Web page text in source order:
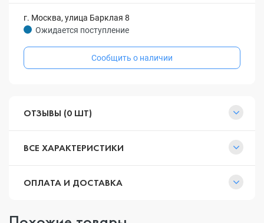
г. Москва, улица Барклая 8
Ожидается поступление
Сообщить о наличии
ОТЗЫВЫ (0 ШТ)
ВСЕ ХАРАКТЕРИСТИКИ
ОПЛАТА И ДОСТАВКА